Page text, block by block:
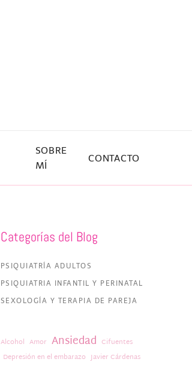
SOBRE
MÍ
CONTACTO
Categorías del Blog
PSIQUIATRÍA ADULTOS
PSIQUIATRIA INFANTIL Y PERINATAL
SEXOLOGÍA Y TERAPIA DE PAREJA
Alcohol Amor Ansiedad Cifuentes
Depresión en el embarazo Javier Cárdenas